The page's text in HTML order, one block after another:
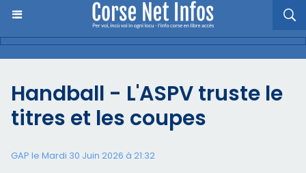
Handball - L'ASPV truste le
titres et les coupes
GAP le Mardi 30 Juin 2026 à 21:32